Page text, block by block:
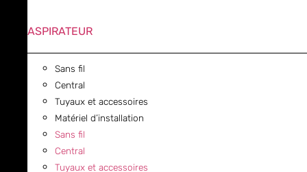
ASPIRATEUR
Sans fil
Central
Tuyaux et accessoires
Matériel d’installation
Sans fil
Central
Tuyaux et accessoires